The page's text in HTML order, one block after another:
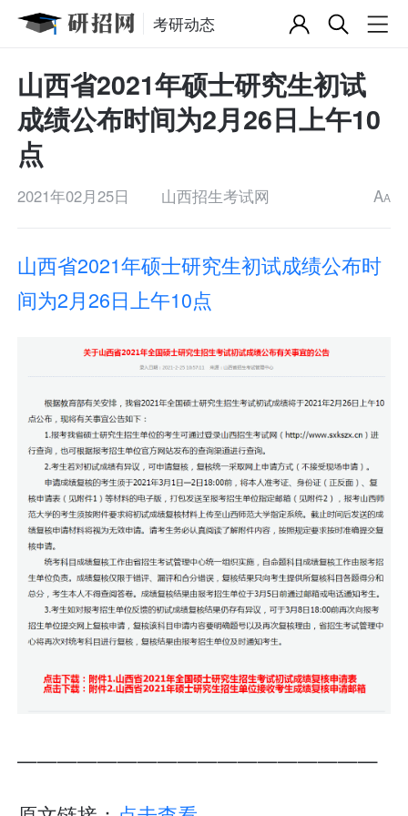
考研动态
山西省2021年硕士研究生初试
成绩公布时间为2月26日上午10
点
2021年02月25日 山西招生考试网 AA
山西省2021年硕士研究生初试成绩公布时
间为2月26日上午10点
——————————————————